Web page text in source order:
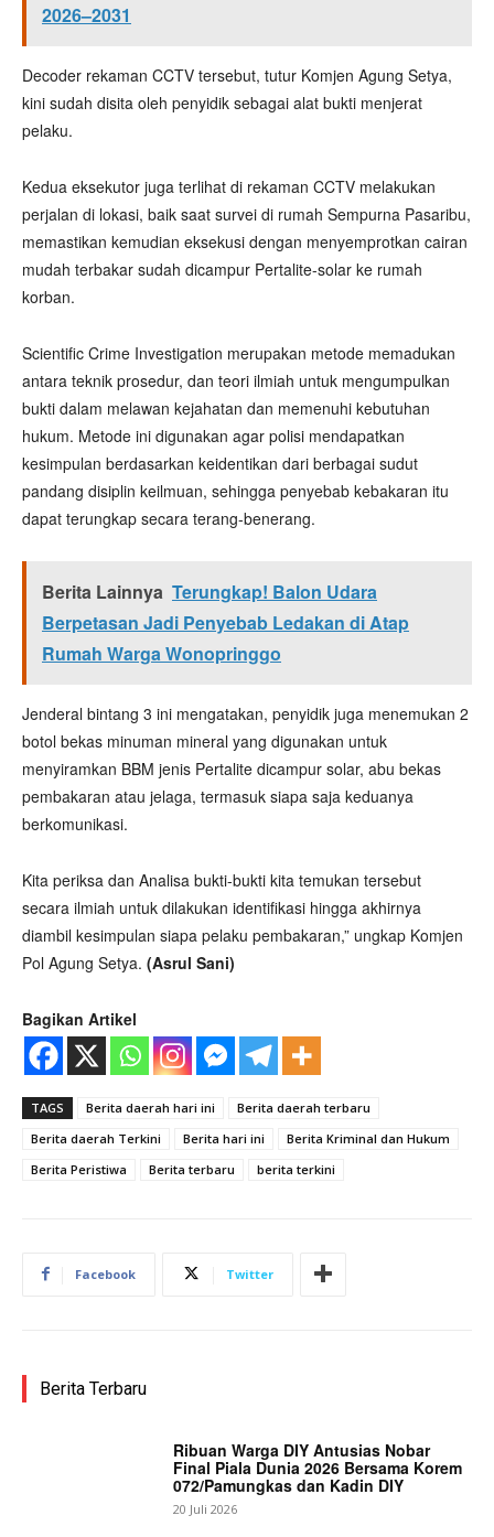
2026–2031
Decoder rekaman CCTV tersebut, tutur Komjen Agung Setya,
kini sudah disita oleh penyidik sebagai alat bukti menjerat
pelaku.
Kedua eksekutor juga terlihat di rekaman CCTV melakukan
perjalan di lokasi, baik saat survei di rumah Sempurna Pasaribu,
memastikan kemudian eksekusi dengan menyemprotkan cairan
mudah terbakar sudah dicampur Pertalite-solar ke rumah
korban.
Scientific Crime Investigation merupakan metode memadukan
antara teknik prosedur, dan teori ilmiah untuk mengumpulkan
bukti dalam melawan kejahatan dan memenuhi kebutuhan
hukum. Metode ini digunakan agar polisi mendapatkan
kesimpulan berdasarkan keidentikan dari berbagai sudut
pandang disiplin keilmuan, sehingga penyebab kebakaran itu
dapat terungkap secara terang-benerang.
Berita Lainnya Terungkap! Balon Udara
Berpetasan Jadi Penyebab Ledakan di Atap
Rumah Warga Wonopringgo
Jenderal bintang 3 ini mengatakan, penyidik juga menemukan 2
botol bekas minuman mineral yang digunakan untuk
menyiramkan BBM jenis Pertalite dicampur solar, abu bekas
pembakaran atau jelaga, termasuk siapa saja keduanya
berkomunikasi.
Kita periksa dan Analisa bukti-bukti kita temukan tersebut
secara ilmiah untuk dilakukan identifikasi hingga akhirnya
diambil kesimpulan siapa pelaku pembakaran,” ungkap Komjen
Pol Agung Setya. (Asrul Sani)
Bagikan Artikel
TAGS Berita daerah hari ini
Berita daerah terbaru
Berita daerah Terkini
Berita hari ini
Berita Kriminal dan Hukum
Berita Peristiwa
Berita terbaru berita terkini
Facebook Twitter
Berita Terbaru
Ribuan Warga DIY Antusias Nobar
Final Piala Dunia 2026 Bersama Korem
072/Pamungkas dan Kadin DIY
20 Juli 2026